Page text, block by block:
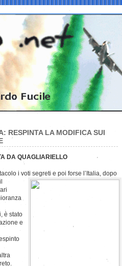
RESPINTA LA MODIFICA SUI
DA QUAGLIARIELLO
i voti segreti e poi forse l’Italia, dopo
è stato
e